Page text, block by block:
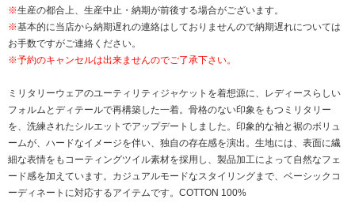
※生産の都合上、生産中止・納期が前後する場合がございます。
※基本的に当店から納期遅れの連絡はしておりませんので納期遅れについては
お手数ですがご連絡ください。
※予約のキャンセルは出来ませんのでご了承下さい。
ミリタリーウェアのユーティリティジャケットを着想源に、レディースらしい
フォルムとディテールで再構築した一着。骨格のない印象をもつミリタリー
を、洗練されたシルエットでアップデートしました。印象的な袖と裾のボリュ
ームが、ハードなイメージを伴い、独自の存在感を演出。生地には、表面に繊
細な表情をもコーティングツイル素材を採用し、製品加工によって自然なフェ
ード感を加えています。カジュアルモードなスタイリングまで、ベーシックコ
ーディネートに対応するアイテムです。COTTON 100%